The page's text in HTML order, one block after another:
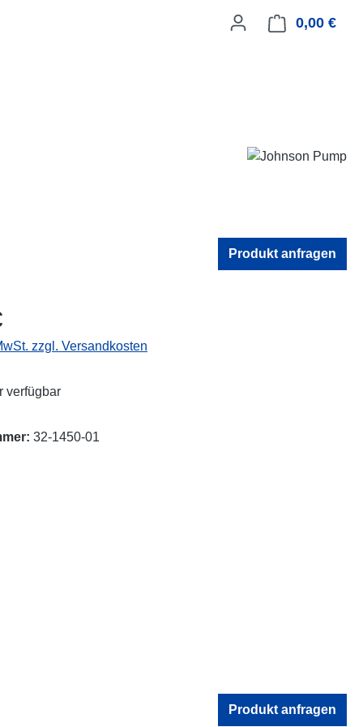
0,00 €
Produkt anfragen
zzgl. Versandkosten
verfügbar
32-1450-01
Produkt anfragen